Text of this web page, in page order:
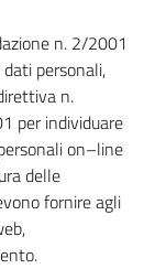
n. 2/2001
personali,
n.
per individuare
on–line
delle
fornire agli